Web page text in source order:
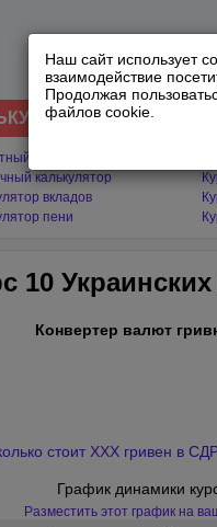
Наш сайт использует
взаимодействие
Продолжая
файлов cookie.
калькулятор
калькулятор
вкладов
пени
10
Конвертер валют
стоит XXX гривен в
График динамики
Разместить этот график на